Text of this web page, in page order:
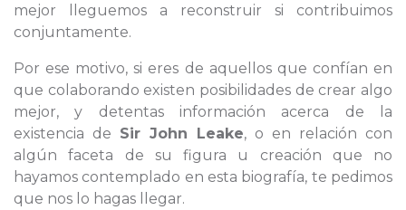
mejor lleguemos a reconstruir si contribuimos
conjuntamente.
Por ese motivo, si eres de aquellos que confían en
que colaborando existen posibilidades de crear algo
mejor, y detentas información acerca de la
existencia de Sir John Leake, o en relación con
algún faceta de su figura u creación que no
hayamos contemplado en esta biografía, te pedimos
que nos lo hagas llegar.